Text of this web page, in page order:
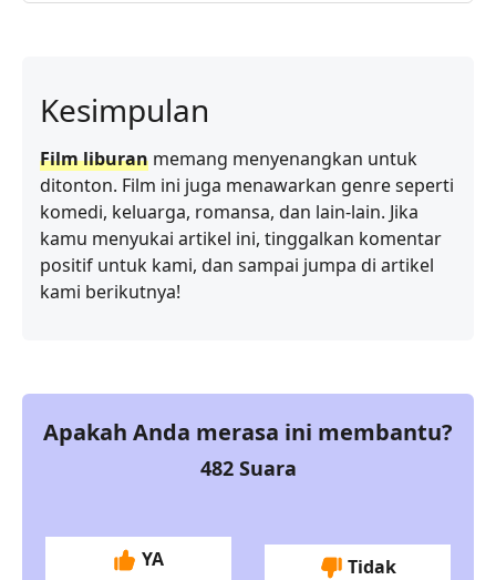
Kesimpulan
Film liburan memang menyenangkan untuk
ditonton. Film ini juga menawarkan genre seperti
komedi, keluarga, romansa, dan lain-lain. Jika
kamu menyukai artikel ini, tinggalkan komentar
positif untuk kami, dan sampai jumpa di artikel
kami berikutnya!
Apakah Anda merasa ini membantu?
482Suara
YA Tidak